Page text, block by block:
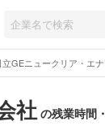
立GEニュークリア・エ
社 の残業時間